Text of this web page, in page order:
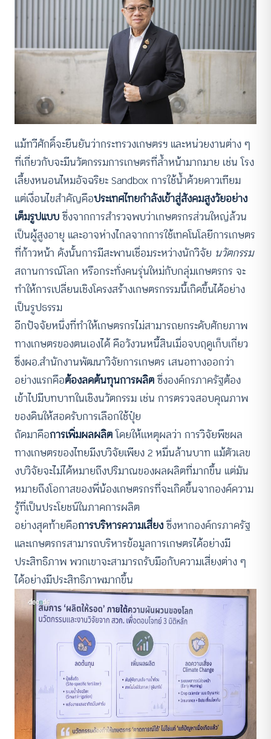
แม้ทวีศักดิ์จะยืนยันว่ากระทรวงเกษตรฯ และหน่วยงานต่าง ๆ
ที่เกี่ยวกับจะมีนวัตกรรมการเกษตรที่ล้ำหน้ามากมาย เช่น โรง
เลี้ยงหนอนไหมอัจฉริยะ Sandbox การใช้น้ำด้วยดาวเทียม
แต่เงื่อนไขสำคัญคือประเทศไทยกำลังเข้าสู่สังคมสูงวัยอย่าง
เต็มรูปแบบซึ่งจากการสำรวจพบว่าเกษตรกรส่วนใหญ่ล้วน
เป็นผู้สูงอายุ และอาจห่างไกลจากการใช้เทคโนโลยีการเกษตร
ที่ก้าวหน้า ดังนั้นการมีสะพานเชื่อมระหว่างนักวิจัย นวัตกรรม
สถานการณ์โลก หรือกระทั่งคนรุ่นใหม่กับกลุ่มเกษตรกร จะ
ทำให้การเปลี่ยนเชิงโครงสร้างเกษตรกรรมนี้เกิดขึ้นได้อย่าง
เป็นรูปธรรม
อีกปัจจัยหนึ่งที่ทำให้เกษตรกรไม่สามารถยกระดับศักยภาพ
ทางเกษตรของตนเองได้ คือวังวนหนี้สินเมื่อจบฤดูเก็บเกี่ยว
ซึ่งผอ.สำนักงานพัฒนาวิจัยการเกษตร เสนอทางออกว่า
อย่างแรกคือต้องลดต้นทุนการผลิตซึ่งองค์กรภาครัฐต้อง
เข้าไปมีบทบาทในเชิงนวัตกรรม เช่น การตรวจสอบคุณภาพ
ของดินให้สอดรับการเลือกใช้ปุ๋ย
ถัดมาคือการเพิ่มผลผลิตโดยให้เเหตุผลว่า การวิจัยพืชผล
ทางเกษตรของไทยมีงบวิจัยเพียง 2 หมื่นล้านบาท แม้ตัวเลข
งบวิจัยจะไม่ได้หมายถึงปริมาณของผลผลิตที่มากขึ้น แต่มัน
หมายถึงโอกาสของพี่น้องเกษตรกรที่จะเกิดขึ้นจากองค์ความ
รู้ที่เป็นประโยชน์ในภาคการผลิต
อย่างสุดท้ายคือการบริหารความเสี่ยงซึ่งหากองค์กรภาครัฐ
และเกษตรกรสามารถบริหารข้อมูลการเกษตรได้อย่างมี
ประสิทธิภาพ พวกเขาจะสามารถรับมือกับความเสี่ยงต่าง ๆ
ได้อย่างมีประสิทธิภาพมากขึ้น